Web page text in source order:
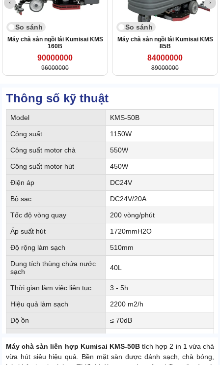
So sánh
Máy chà sàn ngồi lái Kumisai KMS
160B
90000000
96000000
So sánh
Máy chà sàn ngồi lái Kumisai KMS
85B
84000000
89000000
Thông số kỹ thuật
Model KMS-50B
Công suất 1150W
Công suất motor chà 550W
Công suất motor hút 450W
Điện áp DC24V
Bộ sạc DC24V/20A
Tốc độ vòng quay 200 vòng/phút
Áp suất hút 1720mmH2O
Độ rộng làm sạch 510mm
Dung tích thùng chứa nước
sạch
40L
Thời gian làm việc liên tục 3 - 5h
Hiệu quả làm sạch 2200 m2/h
Độ ồn ≤ 70dB
Thời gian bảo hành motor 24 tháng
Máy chà sàn liên hợp Kumisai KMS-50Btích hợp 2 in 1 vừa chà
vừa hút siêu hiệu quả. Bền mặt sàn được đánh sạch, chà bóng,